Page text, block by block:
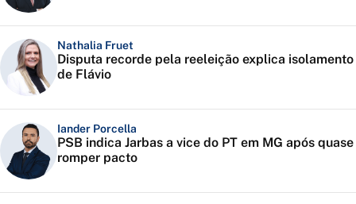
Nathalia Fruet
Disputa recorde pela reeleição explica isolamento
de Flávio
Iander Porcella
PSB indica Jarbas a vice do PT em MG após quase
romper pacto